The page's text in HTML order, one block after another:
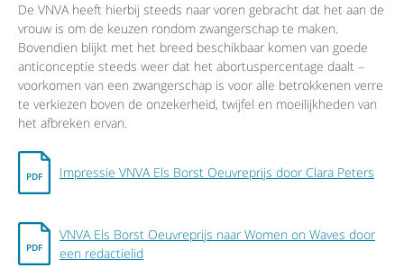
De VNVA heeft hierbij steeds naar voren gebracht dat het aan de
vrouw is om de keuzen rondom zwangerschap te maken.
Bovendien blijkt met het breed beschikbaar komen van goede
anticonceptie steeds weer dat het abortuspercentage daalt –
voorkomen van een zwangerschap is voor alle betrokkenen verre
te verkiezen boven de onzekerheid, twijfel en moeilijkheden van
het afbreken ervan.
Impressie VNVA Els Borst Oeuvreprijs door Clara Peters
VNVA Els Borst Oeuvreprijs naar Women on Waves door
een redactielid